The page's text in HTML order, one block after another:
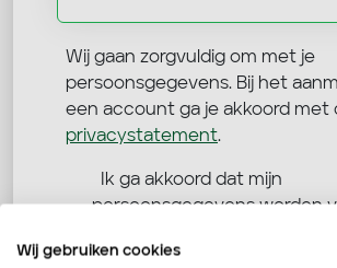
Wij gaan zorgvuldig om met je
persoonsgegevens. Bij het
een account ga je akkoord met
privacystatement.
Ik ga akkoord dat mijn
persoonsgegevens worden
Verdo Werkt mag mij
Wij gebruiken cookies